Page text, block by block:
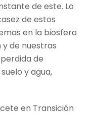
de este. Lo
de estos
en la biosfera
de nuestras
de
y agua,
en Transición